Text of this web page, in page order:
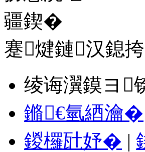
蹇煡鏈汉鎴
绫诲瀷鏌ヨ
鏅€氫綇瀹�
鍐欏瓧妤� |